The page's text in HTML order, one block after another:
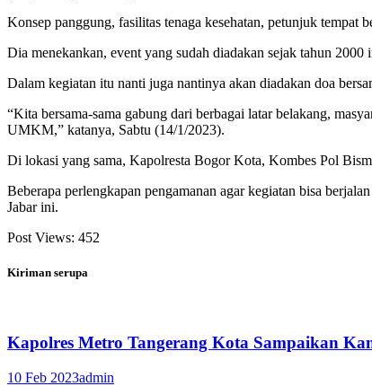
Konsep panggung, fasilitas tenaga kesehatan, petunjuk tempat
Dia menekankan, event yang sudah diadakan sejak tahun
Dalam kegiatan itu nanti juga nantinya akan diadakan doa
“Kita bersama-sama gabung dari berbagai latar belakang,
UMKM,” katanya, Sabtu (14/1/2023).
Di lokasi yang sama, Kapolresta Bogor Kota, Kombes Pol
Beberapa perlengkapan pengamanan agar kegiatan bisa
Jabar ini.
Post Views: 452
Kiriman serupa
Kapolres Metro Tangerang Kota Sampaikan
10 Feb 2023admin